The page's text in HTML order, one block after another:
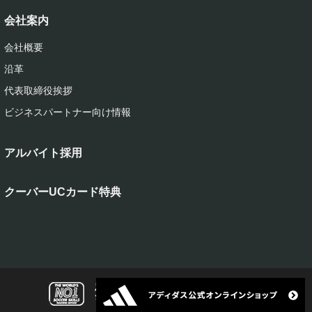
会社案内
会社概要
沿革
代表取締役挨拶
ビジネスパートナー向け情報
アルバイト採用
クーバーUCカード特典